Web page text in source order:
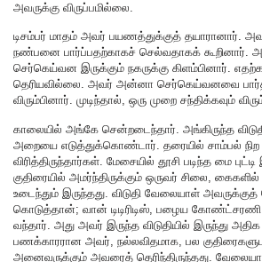
அவருக்கு விருப்பமில்லை.
டிசம்பர் மாதம் அவர் பயணத்துக்குத் தயாரானார்.
நண்பனை பார்ப்பதற்காகச் செல்வதாகக் கூறினார்.
செர்கெய்வன இருக்கும் நகருக்கு கிளம்பினார்.
தெரியவில்லை. அவர் அன்னா செர்கெய்வனவை
விரும்பினார். முடிந்தால், ஒரு முறை சந்திக்கவும்
காலையில் அங்கே சென்றடைந்தார். அங்கிருந்த
அறையை எடுத்துக்கொண்டார். தரையில் சாம்பல்
விரித்திருந்தார்கள். மேசையில் தூசி படிந்த மை
குதிரையில் அமர்ந்திருக்கும் ஒருவர் சிலை,
உடைந்தும் இருந்தது. விடுதி வேலையாள்
கொடுத்தான்; வான் டிடிரிடிஸ், பழைய கோண்ட்சரணி
வந்தார். அது அவர் இருந்த விடுதியில் இருந்து
பணக்காரரான அவர், நல்லவிதமாக, பல
அனைவருக்கும் அவரைத் தெரிந்திருந்தது.